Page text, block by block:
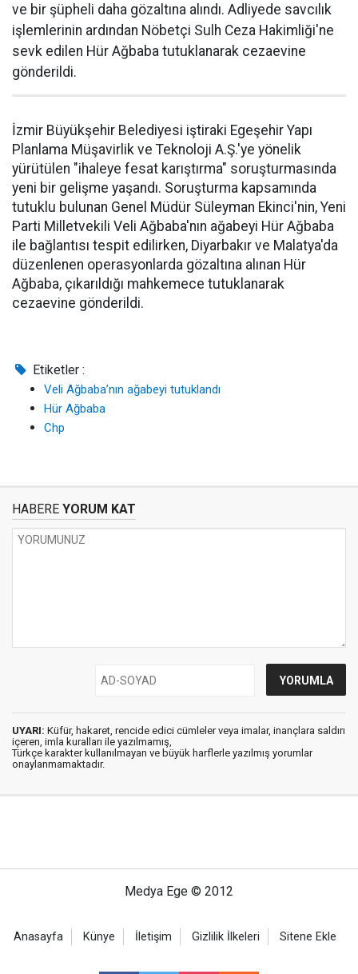
ve bir şüpheli daha gözaltına alındı. Adliyede savcılık
işlemlerinin ardından Nöbetçi Sulh Ceza Hakimliği'ne
sevk edilen Hür Ağbaba tutuklanarak cezaevine
gönderildi.
İzmir Büyükşehir Belediyesi iştiraki Egeşehir Yapı
Planlama Müşavirlik ve Teknoloji A.Ş.'ye yönelik
yürütülen "ihaleye fesat karıştırma" soruşturmasında
yeni bir gelişme yaşandı. Soruşturma kapsamında
tutuklu bulunan Genel Müdür Süleyman Ekinci'nin, Yeni
Parti Milletvekili Veli Ağbaba'nın ağabeyi Hür Ağbaba
ile bağlantısı tespit edilirken, Diyarbakır ve Malatya'da
düzenlenen operasyonlarda gözaltına alınan Hür
Ağbaba, çıkarıldığı mahkemece tutuklanarak
cezaevine gönderildi.
Etiketler :
Veli Ağbaba’nın ağabeyi tutuklandı
Hür Ağbaba
Chp
HABERE YORUM KAT
UYARI: Küfür, hakaret, rencide edici cümleler veya imalar, inançlara saldırı
içeren, imla kuralları ile yazılmamış,
Türkçe karakter kullanılmayan ve büyük harflerle yazılmış yorumlar
onaylanmamaktadır.
Medya Ege © 2012
Anasayfa Künye İletişim Gizlilik İlkeleri Sitene Ekle